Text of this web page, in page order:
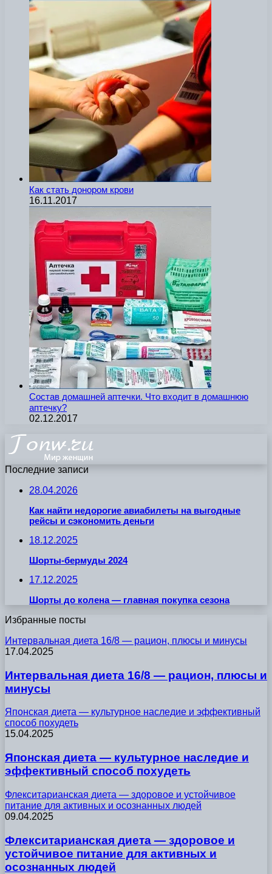
Как стать донором крови
16.11.2017
Состав домашней аптечки. Что входит в домашнюю
аптечку?
02.12.2017
Последние записи
28.04.2026
Как найти недорогие авиабилеты на выгодные
рейсы и сэкономить деньги
18.12.2025
Шорты-бермуды 2024
17.12.2025
Шорты до колена — главная покупка сезона
Избранные посты
Интервальная диета 16/8 — рацион, плюсы и минусы
17.04.2025
Интервальная диета 16/8 — рацион, плюсы и
минусы
Японская диета — культурное наследие и эффективный
способ похудеть
15.04.2025
Японская диета — культурное наследие и
эффективный способ похудеть
Флекситарианская диета — здоровое и устойчивое
питание для активных и осознанных людей
09.04.2025
Флекситарианская диета — здоровое и
устойчивое питание для активных и
осознанных людей